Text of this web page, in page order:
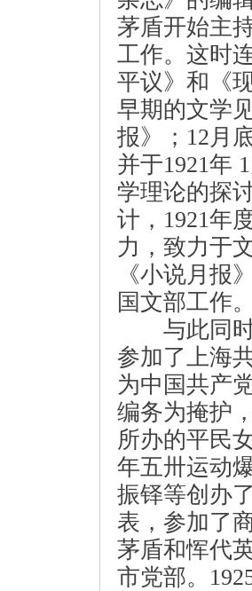
茅盾开始主
工作。这时
平议》和《
早期的文学
报》； 12月
并于1921年 1
学理论的探
计， 1921年
力，致力于
《小说月报
国文部工作
与此同时
参加了上海
为中国共产
编务为掩护
所办的平民
年五卅运动
振铎等创办
表，参加了
茅盾和恽代
市党部。